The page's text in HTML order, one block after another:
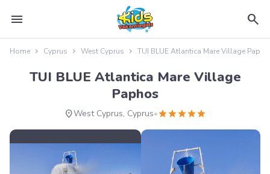
menu search
Home Cyprus West Cyprus TUI BLUE Atlantica Mare Village
TUI BLUE Atlantica Mare Village
Paphos
location_onWest Cyprus, Cyprus•starstarstarstarstar